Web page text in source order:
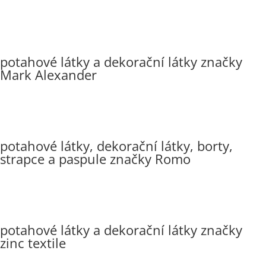
potahové látky a dekorační látky značky
Mark Alexander
potahové látky, dekorační látky, borty,
strapce a paspule značky Romo
potahové látky a dekorační látky značky
zinc textile